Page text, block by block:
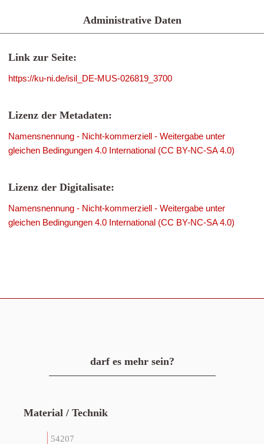
Administrative Daten
Link zur Seite:
https://ku-ni.de/isil_DE-MUS-026819_3700
Lizenz der Metadaten:
Namensnennung - Nicht-kommerziell - Weitergabe unter
gleichen Bedingungen 4.0 International (CC BY-NC-SA 4.0)
Lizenz der Digitalisate:
Namensnennung - Nicht-kommerziell - Weitergabe unter
gleichen Bedingungen 4.0 International (CC BY-NC-SA 4.0)
darf es mehr sein?
Material / Technik
54207